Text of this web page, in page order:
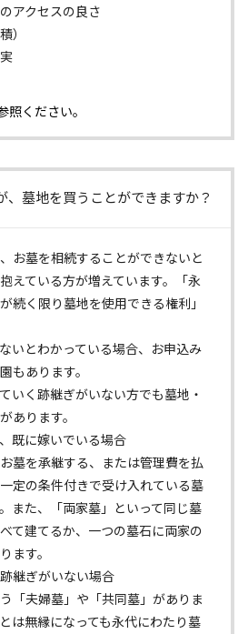
アクセスの良さ
）
ください。
、墓地を買うことができますか？
お墓を相続することができないと
えている方が増えています。「永
続く限り墓地を使用できる権利」
いとわかっている場合、お申込み
もあります。
いく跡継ぎがいない方でも墓地・
あります。
既に嫁いでいる場合
墓を承継する、または管理費を払
定の条件付きで受け入れている墓
また、「両家墓」といって同じ墓
て建てるか、一つの墓石に両家の
ます。
継ぎがいない場合
「夫婦墓」や「共同墓」がありま
は無縁になっても永代にわたり墓